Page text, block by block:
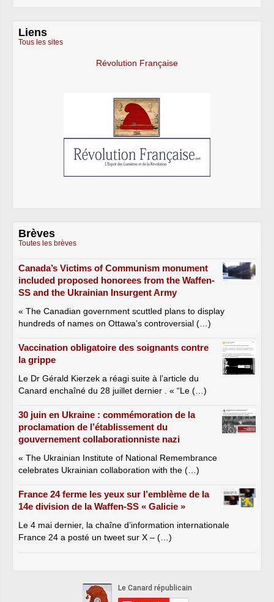
Liens
Tous les sites
Révolution Française
Brèves
Toutes les brèves
Canada’s Victims of Communism monument
included proposed honorees from the Waffen-
SS and the Ukrainian Insurgent Army
« The Canadian government scuttled plans to display
hundreds of names on Ottawa’s controversial (…)
Vaccination obligatoire des soignants contre
la grippe
Le Dr Gérald Kierzek a réagi suite à l’article du
Canard enchaîné du 28 juillet dernier . « “Le (…)
30 juin en Ukraine : commémoration de la
proclamation de l’établissement du
gouvernement collaborationniste nazi
« The Ukrainian Institute of National Remembrance
celebrates Ukrainian collaboration with the (…)
France 24 ferme les yeux sur l’emblème de la
14e division de la Waffen-SS « Galicie »
Le 4 mai dernier, la chaîne d’information internationale
France 24 a posté un tweet sur X – (…)